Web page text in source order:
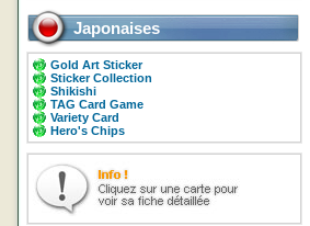
Japonaises
Gold Art Sticker
Sticker Collection
Shikishi
TAG Card Game
Variety Card
Hero's Chips